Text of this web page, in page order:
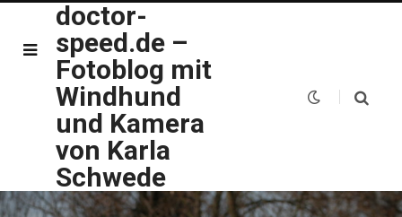
doctor-
speed.de –
Fotoblog mit
Windhund
und Kamera
von Karla
Schwede